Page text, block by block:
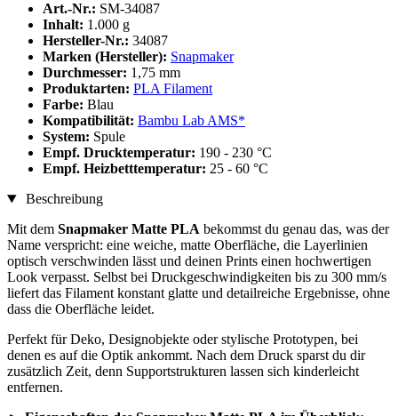
Art.-Nr.: SM-34087
Inhalt: 1.000 g
Hersteller-Nr.: 34087
Marken (Hersteller): Snapmaker
Durchmesser: 1,75 mm
Produktarten: PLA Filament
Farbe: Blau
Kompatibilität: Bambu Lab AMS*
System: Spule
Empf. Drucktemperatur: 190 - 230 °C
Empf. Heizbetttemperatur: 25 - 60 °C
Beschreibung
Mit dem Snapmaker Matte PLA bekommst du genau das, was der
Name verspricht: eine weiche, matte Oberfläche, die Layerlinien
optisch verschwinden lässt und deinen Prints einen hochwertigen
Look verpasst. Selbst bei Druckgeschwindigkeiten bis zu 300 mm/s
liefert das Filament konstant glatte und detailreiche Ergebnisse, ohne
dass die Oberfläche leidet.
Perfekt für Deko, Designobjekte oder stylische Prototypen, bei
denen es auf die Optik ankommt. Nach dem Druck sparst du dir
zusätzlich Zeit, denn Supportstrukturen lassen sich kinderleicht
entfernen.